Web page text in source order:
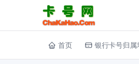
首页 银行卡号归属